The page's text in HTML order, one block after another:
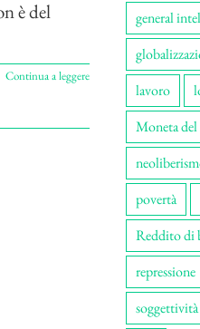
è del
Continua a leggere
general
lavoro
Moneta
povertà
Reddito di
repressione
soggettività